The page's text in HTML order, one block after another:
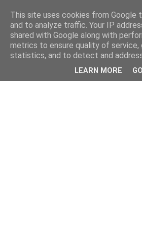
This site uses cookies from Google
and to analyze traffic. Your IP
shared with Google along with
metrics to ensure quality of service,
statistics, and to detect and
LEARN MORE